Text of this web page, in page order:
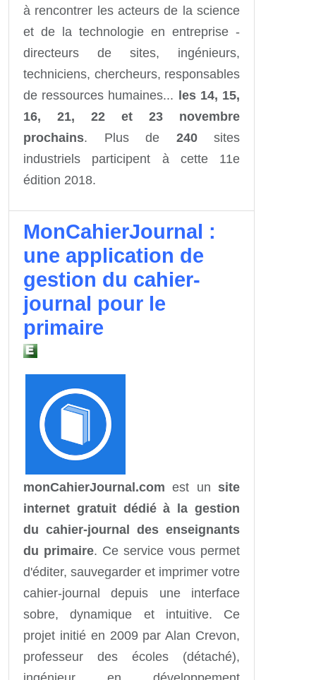
à rencontrer les acteurs de la science
et de la technologie en entreprise -
directeurs de sites, ingénieurs,
techniciens, chercheurs, responsables
de ressources humaines...
les 14, 15,
16, 21, 22 et 23 novembre
prochains. Plus de 240sites
industriels participent à cette 11e
édition 2018.
MonCahierJournal :
une application de
gestion du cahier-
journal pour le
primaire
monCahierJournal.com est un site
internet gratuit dédié à la gestion
du cahier-journal des enseignants
du primaire. Ce service vous permet
d'éditer, sauvegarder et imprimer votre
cahier-journal depuis une interface
sobre, dynamique et intuitive. Ce
projet initié en 2009 par Alan Crevon,
professeur des écoles (détaché),